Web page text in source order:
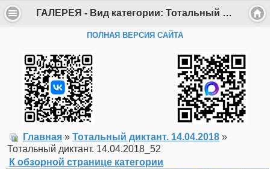
ГАЛЕРЕЯ - Вид категории: Тотальный диктант. 14.04.2018 - Фото: Тотальный диктант. 14.04.2018_52 - Департамент образования Администрации г. Саров
ПОЛНАЯ ВЕРСИЯ САЙТА
Главная » Тотальный диктант. 14.04.2018 »
Тотальный диктант. 14.04.2018_52
К обзорной странице категории